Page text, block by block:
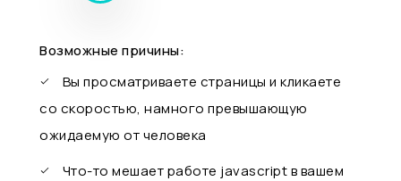
Возможные причины:
Вы просматриваете страницы и кликаете
со скоростью, намного превышающую
ожидаемую от человека
Что-то мешает работе javascript в вашем